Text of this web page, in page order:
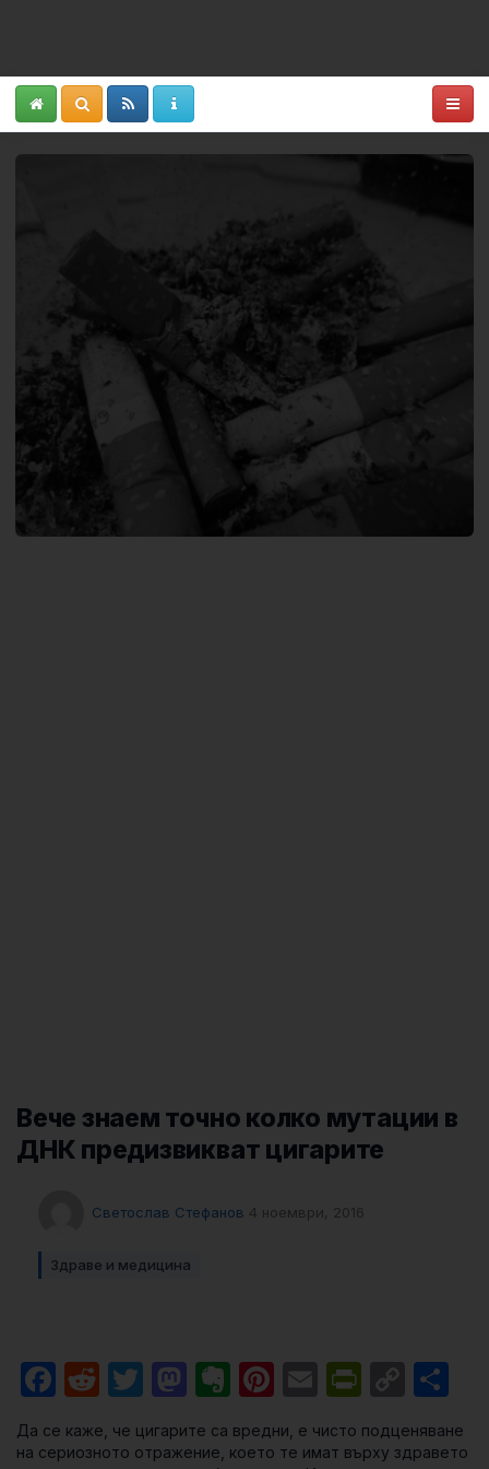
Вече знаем точно колко мутации в
ДНК предизвикват цигарите
Светослав Стефанов 4 ноември, 2016
Здраве и медицина
Facebook
RedditTwitter
Mastodon
Evernote
Pinterest
Email
Да се каже, че цигарите са вредни, е чисто подценяване
на сериозното отражение, което те имат върху здравето